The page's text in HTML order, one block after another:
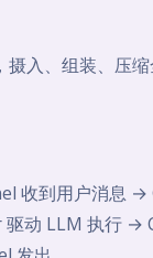
入、组装、压
收到用户消息
动 LLM 执行 →